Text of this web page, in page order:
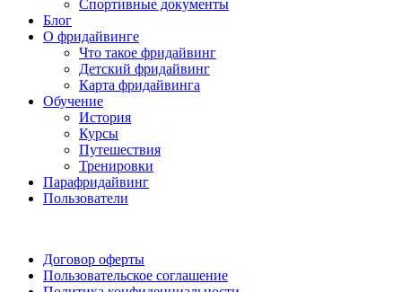
Спортивные документы
Блог
О фридайвинге
Что такое фридайвинг
Детский фридайвинг
Карта фридайвинга
Обучение
История
Курсы
Путешествия
Тренировки
Парафридайвинг
Пользователи
Договор оферты
Пользовательское соглашение